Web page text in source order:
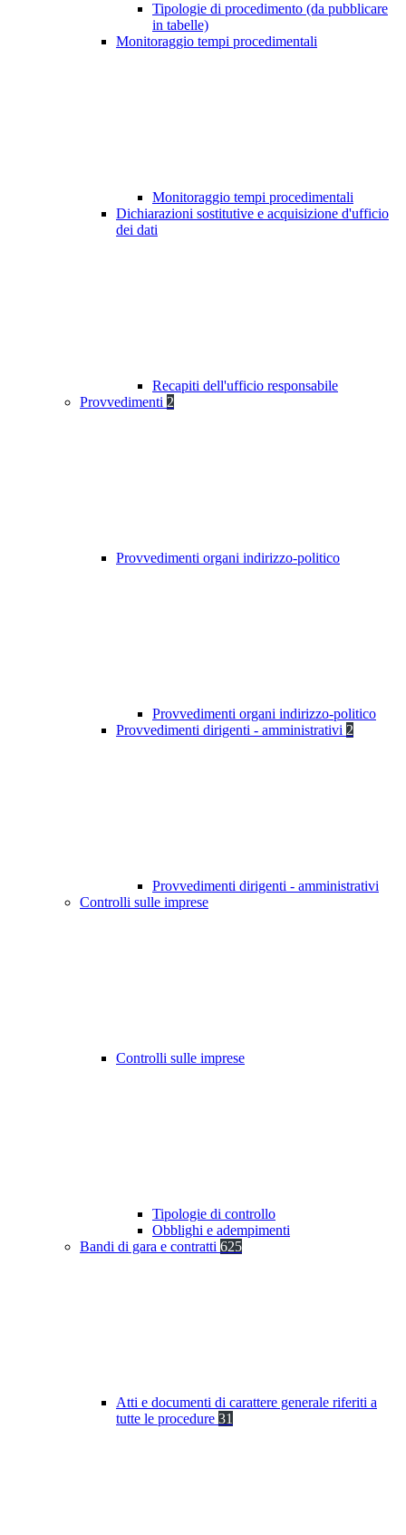
Tipologie di procedimento (da pubblicare
in tabelle)
Monitoraggio tempi procedimentali
Monitoraggio tempi procedimentali
Dichiarazioni sostitutive e acquisizione d'ufficio
dei dati
Recapiti dell'ufficio responsabile
Provvedimenti 2
Provvedimenti organi indirizzo-politico
Provvedimenti organi indirizzo-politico
Provvedimenti dirigenti - amministrativi 2
Provvedimenti dirigenti - amministrativi
Controlli sulle imprese
Controlli sulle imprese
Tipologie di controllo
Obblighi e adempimenti
Bandi di gara e contratti 625
Atti e documenti di carattere generale riferiti a
tutte le procedure 31